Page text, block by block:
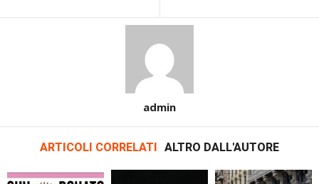
admin
ARTICOLI CORRELATI ALTRO DALL'AUTORE